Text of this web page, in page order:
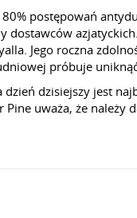
80% postępowań
Jego roczna
próbuje
dzisiejszy jest
uważa, że należy